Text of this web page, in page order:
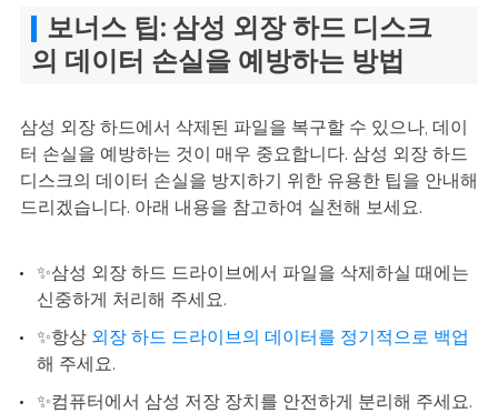
보너스 팁: 삼성 외장 하드 디스크
의 데이터 손실을 예방하는 방법
삼성 외장 하드에서 삭제된 파일을 복구할 수 있으나, 데이
터 손실을 예방하는 것이 매우 중요합니다. 삼성 외장 하드
디스크의 데이터 손실을 방지하기 위한 유용한 팁을 안내해
드리겠습니다. 아래 내용을 참고하여 실천해 보세요.
✨삼성 외장 하드 드라이브에서 파일을 삭제하실 때에는
신중하게 처리해 주세요.
✨항상 외장 하드 드라이브의 데이터를 정기적으로 백업
해 주세요.
✨컴퓨터에서 삼성 저장 장치를 안전하게 분리해 주세요.